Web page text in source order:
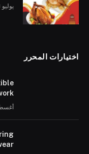
يوليو 18, 2023
اختيارات المحرر
أغسطس